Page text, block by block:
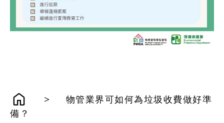
>
物管業界可如何為垃圾收費做好準
備？